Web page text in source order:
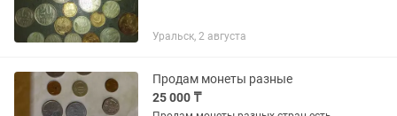
Уральск, 2 августа
Продам монеты разные
25 000 ₸